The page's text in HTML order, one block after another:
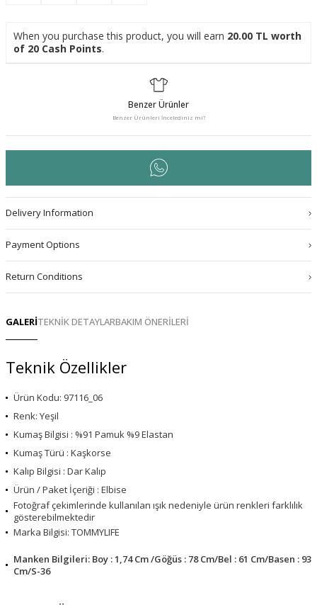
GALERİTEKNİK DETAYLARBAKIM ÖNERİLERİ
Teknik Özellikler
Ürün Kodu: 97116_06
Renk: Yeşil
Kumaş Bilgisi : %91 Pamuk %9 Elastan
Kumaş Türü : Kaşkorse
Kalıp Bilgisi : Dar Kalıp
Ürün / Paket İçeriği : Elbise
Fotoğraf çekimlerinde kullanılan ışık nedeniyle ürün renkleri farklılık
gösterebilmektedir
Marka Bilgisi: TOMMYLIFE
Manken Bilgileri: Boy : 1,74 Cm /Göğüs : 78 Cm/Bel : 61 Cm/Basen : 93
Cm/S-36
When you purchase this product, you will earn 20.00 TL worth
of 20 Cash Points.
Benzer Ürünler
Benzer Ürünleri İncelediniz mi?
Delivery Information
Payment Options
Return Conditions